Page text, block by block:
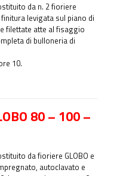
da n. 2 fioriere
levigata sul piano di
filettate atte al fisaggio
di bulloneria di
10.
80 – 100 –
da fioriere GLOBO e
autoclavato e